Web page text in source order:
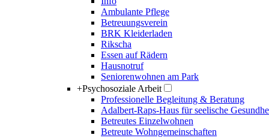
Ambulante Pflege
Betreuungsverein
BRK Kleiderladen
Rikscha
Essen auf Rädern
Hausnotruf
Seniorenwohnen am Park
+Psychosoziale Arbeit
Professionelle Begleitung & Beratung
Adalbert-Raps-Haus für seelische
Betreutes Einzelwohnen
Betreute Wohngemeinschaften